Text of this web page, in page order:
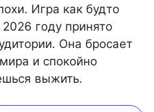
Игра как будто
году принято
Она бросает
и спокойно
выжить.